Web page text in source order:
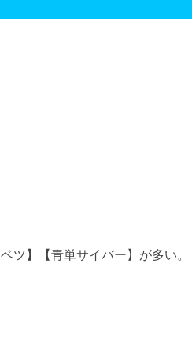
ツ】【青単サイバー】が多い。